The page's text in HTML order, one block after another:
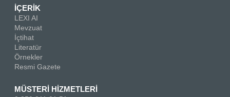
İÇERİK
LEXI AI
Mevzuat
İçtihat
Literatür
Örnekler
Resmi Gazete
MÜSTERİ HİZMETLERİ